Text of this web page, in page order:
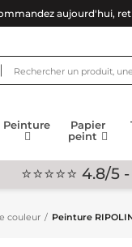
aujourd'hui,
Peinture
Papier
peint
⭐⭐⭐⭐⭐
couleur Peinture